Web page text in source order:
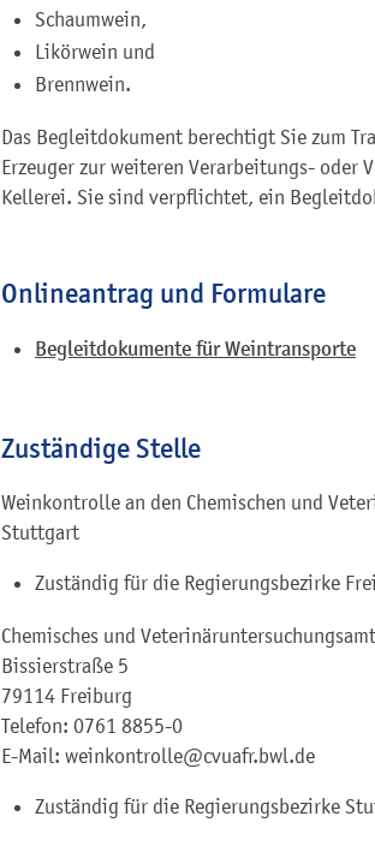
Schaumwein,
Likörwein und
Brennwein.
Das Begleitdokument berechtigt Sie zum
Erzeuger zur weiteren Verarbeitungs- oder
Kellerei. Sie sind verpflichtet, ein
Onlineantrag und Formulare
Begleitdokumente für Weintransporte
Zuständige Stelle
Weinkontrolle an den Chemischen und
Stuttgart
Zuständig für die Regierungsbezirke
Chemisches und
Bissierstraße 5
79114 Freiburg
Telefon: 0761 8855-0
E-Mail: weinkontrolle@cvuafr.bwl.de
Zuständig für die Regierungsbezirke